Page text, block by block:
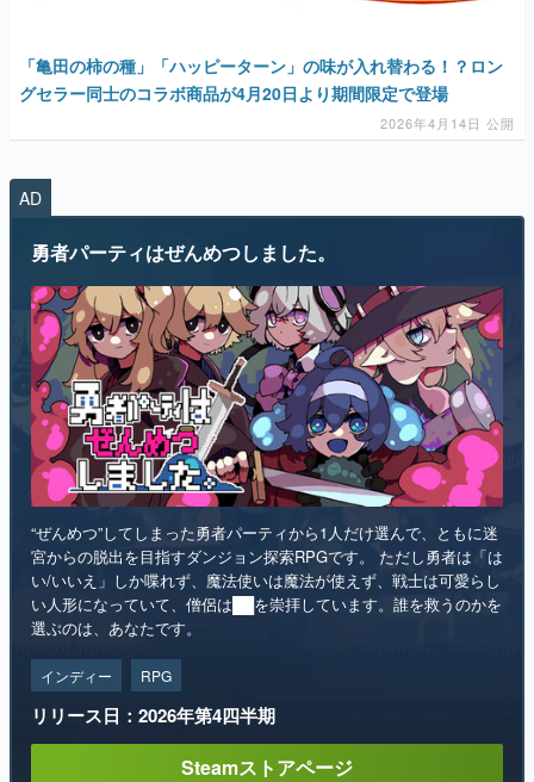
具体的な形から解き明かしていく、硬派で骨太な評論連載
です。
「経験値」「裏技」「ラスボス」… ゲームにまつわる言葉
カテゴリ
特集記事
マンガ
女性向け
アプリレビュー
その他
電ファミニコゲーマーとは？
運営：株式会社マレ
「亀田の柿の種」「ハッピーターン」の味が入れ替わる！？ロン
グセラー同士のコラボ商品が4月20日より期間限定で登場
2026年4月14日 公開
AD
勇者パーティはぜんめつしました。
“ぜんめつ”してしまった勇者パーティから1人だけ選んで、ともに迷
宮からの脱出を目指すダンジョン探索RPGです。 ただし勇者は「は
い/いいえ」しか喋れず、魔法使いは魔法が使えず、戦士は可愛らし
い人形になっていて、僧侶は██を崇拝しています。誰を救うのかを
選ぶのは、あなたです。
インディー RPG
リリース日：2026年第4四半期
Steamストアページ